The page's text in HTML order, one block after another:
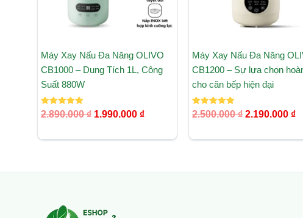
Máy Xay Nấu Đa Năng OLIVO
CB1000 – Dung Tích 1L, Công
Suất 880W
Được xếp
hạng
2.890.000₫ 1.990.000 ₫
Máy Xay Nấu Đa Năng
CB1200 – Sự lựa chọn
cho căn bếp hiện đại
Được xếp
hạng
2.500.000₫ 2.190.000 ₫